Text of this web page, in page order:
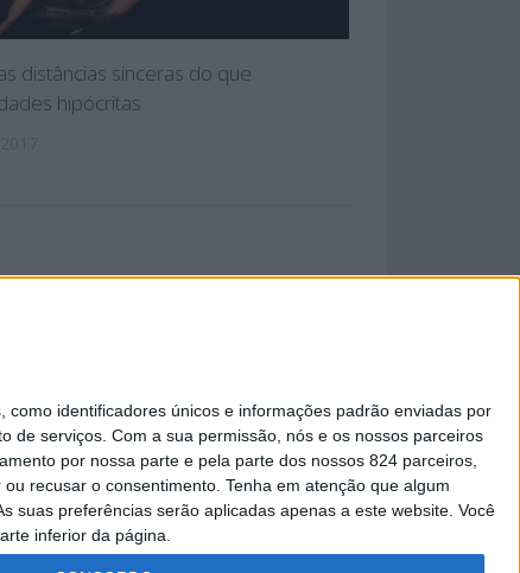
identificadores únicos e informações padrão enviadas por
de serviços. Com a sua permissão, nós e os nossos parceiros
por nossa parte e pela parte dos nossos 824 parceiros,
recusar o consentimento. Tenha em atenção que algum
suas preferências serão aplicadas apenas a este website. Você
inferior da página.
distâncias sinceras do que
hipócritas